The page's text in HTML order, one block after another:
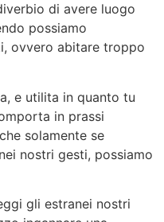
di avere luogo
possiamo
ovvero abitare troppo
e utilita in quanto tu
in prassi
solamente se
nostri gesti, possiamo
gli estranei nostri